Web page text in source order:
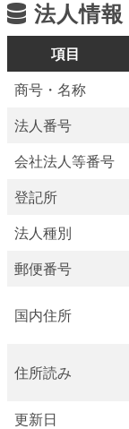
法人情報
項目
商号・名称
法人番号
会社法人等番号
登記所
法人種別
郵便番号
国内住所
住所読み
更新日